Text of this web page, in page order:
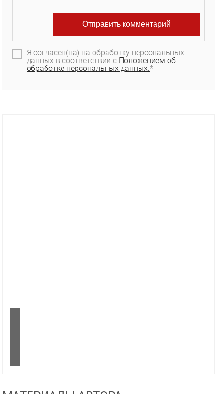
Я согласен(на) на обработку персональных
данных в соответствии с Положением об
обработке персональных данных.*